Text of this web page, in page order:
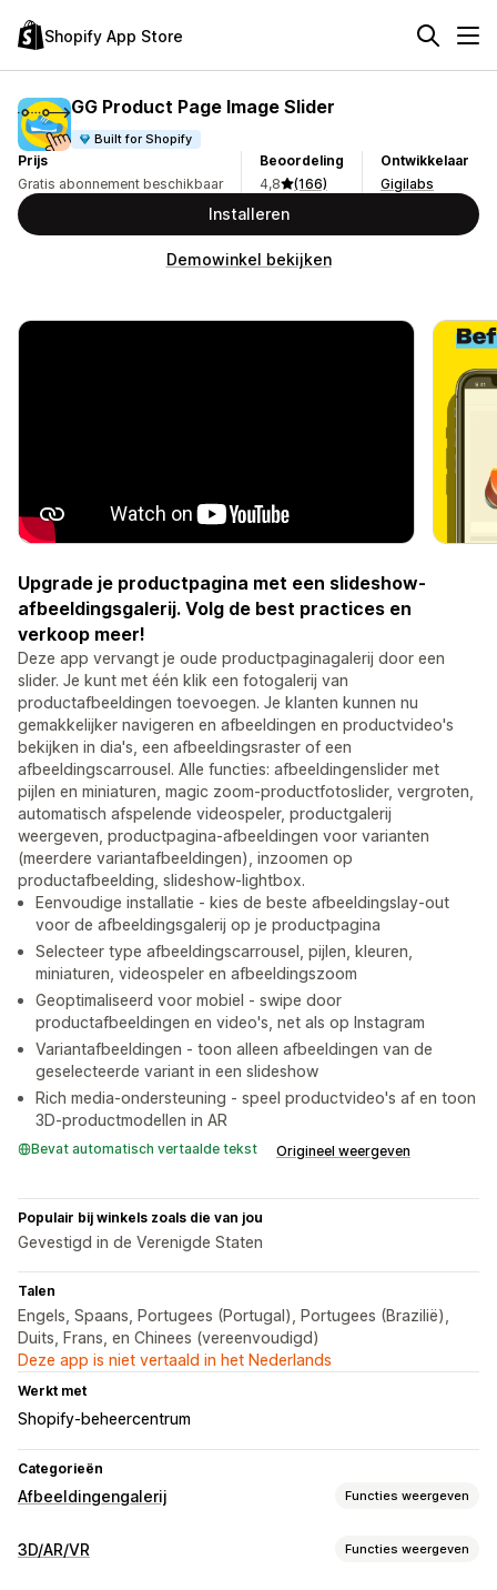
Shopify App Store
GG Product Page Image Slider
Built for Shopify
Prijs
Gratis abonnement beschikbaar
Beoordeling
4,8
(166)
Ontwikkelaar
Gigilabs
Installeren
Demowinkel bekijken
Upgrade je productpagina met een slideshow-
afbeeldingsgalerij. Volg de best practices en
verkoop meer!
Deze app vervangt je oude productpaginagalerij door een
slider. Je kunt met één klik een fotogalerij van
productafbeeldingen toevoegen. Je klanten kunnen nu
gemakkelijker navigeren en afbeeldingen en productvideo's
bekijken in dia's, een afbeeldingsraster of een
afbeeldingscarrousel. Alle functies: afbeeldingenslider met
pijlen en miniaturen, magic zoom-productfotoslider, vergroten,
automatisch afspelende videospeler, productgalerij
weergeven, productpagina-afbeeldingen voor varianten
(meerdere variantafbeeldingen), inzoomen op
productafbeelding, slideshow-lightbox.
Eenvoudige installatie - kies de beste afbeeldingslay-out
voor de afbeeldingsgalerij op je productpagina
Selecteer type afbeeldingscarrousel, pijlen, kleuren,
miniaturen, videospeler en afbeeldingszoom
Geoptimaliseerd voor mobiel - swipe door
productafbeeldingen en video's, net als op Instagram
Variantafbeeldingen - toon alleen afbeeldingen van de
geselecteerde variant in een slideshow
Rich media-ondersteuning - speel productvideo's af en toon
3D-productmodellen in AR
Bevat automatisch vertaalde tekst Origineel weergeven
Populair bij winkels zoals die van jou
Gevestigd in de Verenigde Staten
Talen
Engels, Spaans, Portugees (Portugal), Portugees (Brazilië),
Duits, Frans, en Chinees (vereenvoudigd)
Deze app is niet vertaald in het Nederlands
Werkt met
Shopify-beheercentrum
Categorieën
Afbeeldingengalerij Functies weergeven
Gallerijtypen
3D/AR/VR Functies weergeven